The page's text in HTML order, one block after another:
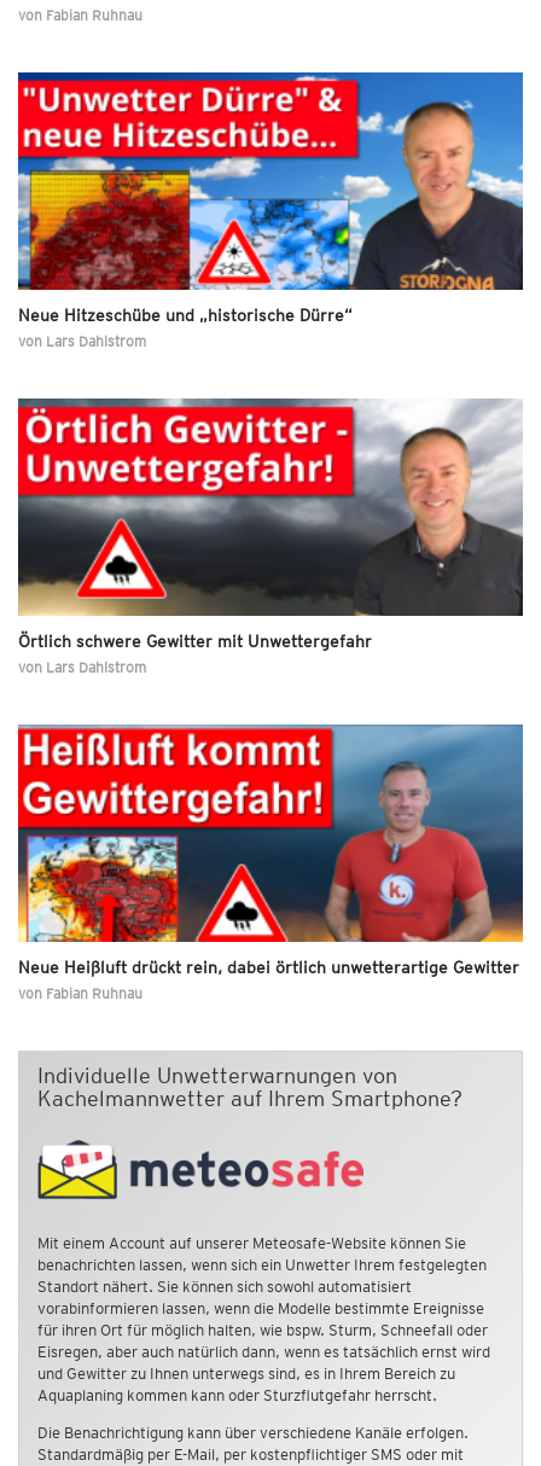
von Fabian Ruhnau
Neue Hitzeschübe und „historische Dürre“
von Lars Dahlstrom
Örtlich schwere Gewitter mit Unwettergefahr
von Lars Dahlstrom
Neue Heißluft drückt rein, dabei örtlich unwetterartige Gewitter
von Fabian Ruhnau
Individuelle Unwetterwarnungen von
Kachelmannwetter auf Ihrem Smartphone?
Mit einem Account auf unserer Meteosafe-Website können Sie
benachrichten lassen, wenn sich ein Unwetter Ihrem festgelegten
Standort nähert. Sie können sich sowohl automatisiert
vorabinformieren lassen, wenn die Modelle bestimmte Ereignisse
für ihren Ort für möglich halten, wie bspw. Sturm, Schneefall oder
Eisregen, aber auch natürlich dann, wenn es tatsächlich ernst wird
und Gewitter zu Ihnen unterwegs sind, es in Ihrem Bereich zu
Aquaplaning kommen kann oder Sturzflutgefahr herrscht.
Die Benachrichtigung kann über verschiedene Kanäle erfolgen.
Standardmäßig per E-Mail, per kostenpflichtiger SMS oder mit